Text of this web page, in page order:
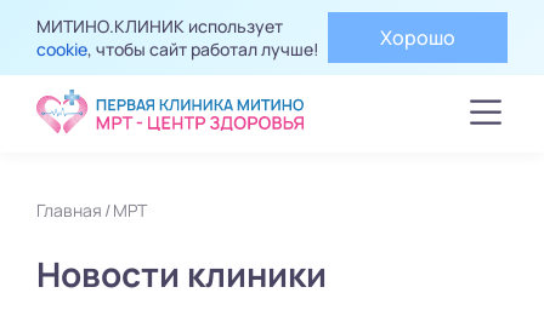
МИТИНО.КЛИНИК использует
cookie, чтобы сайт работал лучше! Хорошо
Главная МРТ
Новости клиники